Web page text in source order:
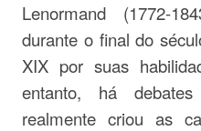
Lenormand (1772-
durante o final do
XIX por suas
entanto, há
realmente criou as